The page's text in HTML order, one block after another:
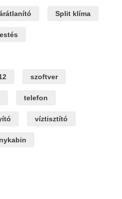
Split klíma
szoftver
telefon
víztisztító